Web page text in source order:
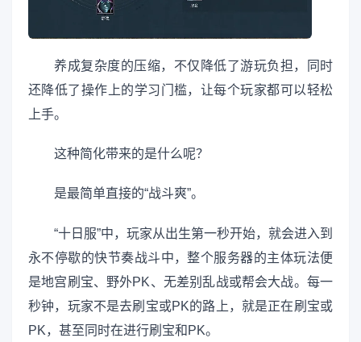
养成复杂度的压缩，不仅降低了游玩负担，同时
还降低了操作上的学习门槛，让每个玩家都可以轻松
上手。
这种简化带来的是什么呢？
是最简单直接的“战斗爽”。
“十日服”中，玩家从出生第一秒开始，就会进入到
永不停歇的快节奏战斗中，整个服务器的主体玩法便
是地宫刷宝、野外PK、无差别乱战或帮会大战。每一
秒钟，玩家不是去刷宝或PK的路上，就是正在刷宝或
PK，甚至同时在进行刷宝和PK。